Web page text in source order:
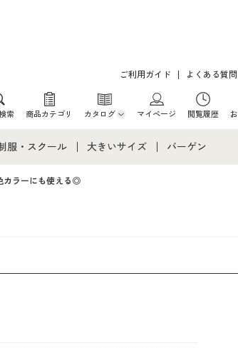
ご利用ガイド よくある質
索 商品カテゴリ カタログ
カタログ・チラシからのご注文
マイページ 閲覧履歴
べて
服・スクール
服・スクールすべて
大きいサイズ バーゲン
カラーにも使える◎